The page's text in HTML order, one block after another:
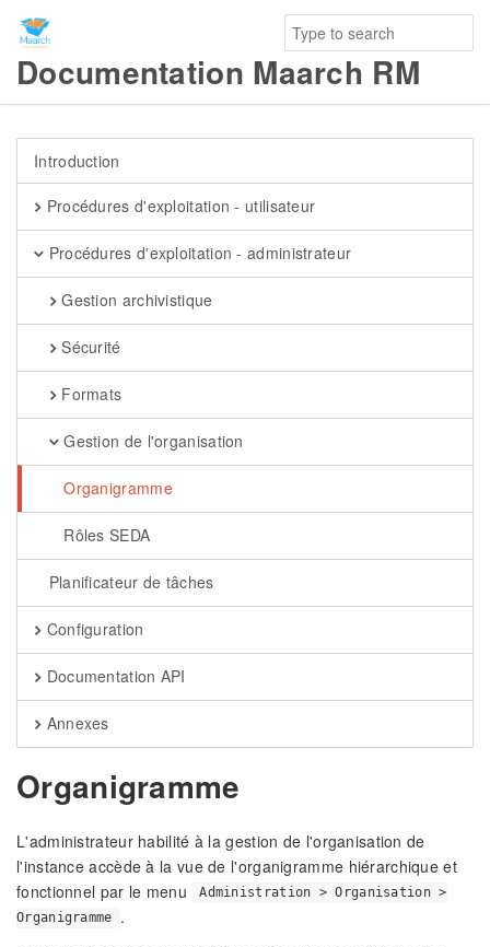
Documentation Maarch RM
Introduction
Procédures d'exploitation - utilisateur
Procédures d'exploitation - administrateur
Gestion archivistique
Sécurité
Formats
Gestion de l'organisation
Organigramme
Rôles SEDA
Planificateur de tâches
Configuration
Documentation API
Annexes
Organigramme
L'administrateur habilité à la gestion de l'organisation de
l'instance accède à la vue de l'organigramme hiérarchique et
fonctionnel par le menu
Administration > Organisation >
Organigramme
.